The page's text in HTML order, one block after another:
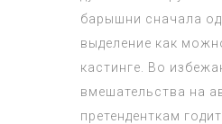
барышни сначала
выделение как
кастинге. Во
вмешательства на
претенденткам